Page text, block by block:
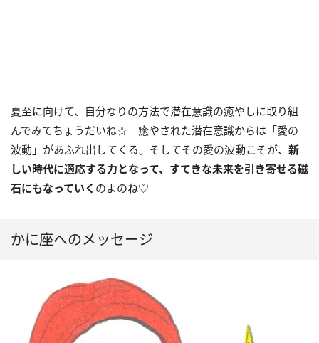
夏至に向けて、自分なりの方法で潜在意識の癒やしに取り組
んでみてちょうだいね☆ 癒やされた潜在意識からは「愛の
波動」があふれ出してくる。そしてその愛の波動こそが、 新
しい時代に適応する力となって、すてきな未来を引き寄せる磁
石にもなっていく のよのね♡
かに座へのメッセージ